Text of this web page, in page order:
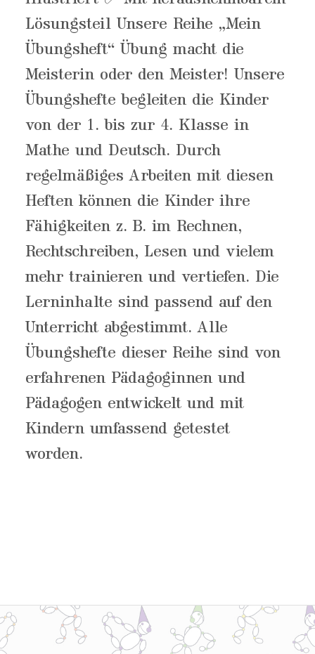
Lösungsteil Unsere Reihe „Mein
Übungsheft“ Übung macht die
Meisterin oder den Meister! Unsere
Übungshefte begleiten die Kinder
von der 1. bis zur 4. Klasse in
Mathe und Deutsch. Durch
regelmäßiges Arbeiten mit diesen
Heften können die Kinder ihre
Fähigkeiten z. B. im Rechnen,
Rechtschreiben, Lesen und vielem
mehr trainieren und vertiefen. Die
Lerninhalte sind passend auf den
Unterricht abgestimmt. Alle
Übungshefte dieser Reihe sind von
erfahrenen Pädagoginnen und
Pädagogen entwickelt und mit
Kindern umfassend getestet
worden.